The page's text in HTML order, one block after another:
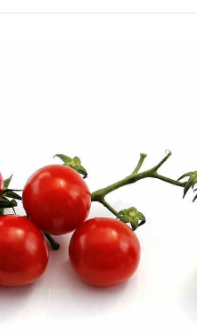
Rustici
Ricette Vegane
Rumors